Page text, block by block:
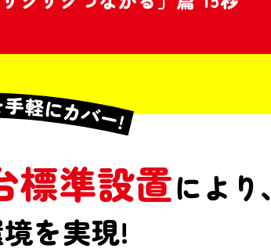
標準設置により、
を実現!